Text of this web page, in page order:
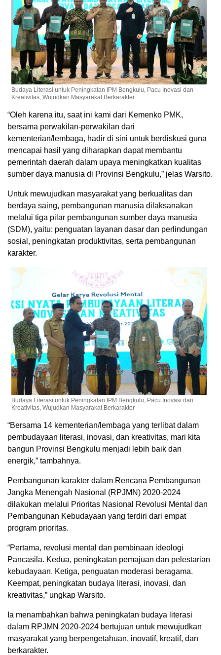
Budaya Literasi untuk Peningkatan IPM Bengkulu, Pacu Inovasi dan
Kreativitas, Wujudkan Masyarakat Berkarakter
“Oleh karena itu, saat ini kami dari Kemenko PMK,
bersama perwakilan-perwakilan dari
kementerian/lembaga, hadir di sini untuk berdiskusi guna
mencapai hasil yang diharapkan dapat membantu
pemerintah daerah dalam upaya meningkatkan kualitas
sumber daya manusia di Provinsi Bengkulu,” jelas Warsito.
Untuk mewujudkan masyarakat yang berkualitas dan
berdaya saing, pembangunan manusia dilaksanakan
melalui tiga pilar pembangunan sumber daya manusia
(SDM), yaitu: penguatan layanan dasar dan perlindungan
sosial, peningkatan produktivitas, serta pembangunan
karakter.
Budaya Literasi untuk Peningkatan IPM Bengkulu, Pacu Inovasi dan
Kreativitas, Wujudkan Masyarakat Berkarakter
“Bersama 14 kementerian/lembaga yang terlibat dalam
pembudayaan literasi, inovasi, dan kreativitas, mari kita
bangun Provinsi Bengkulu menjadi lebih baik dan
energik,” tambahnya.
Pembangunan karakter dalam Rencana Pembangunan
Jangka Menengah Nasional (RPJMN) 2020-2024
dilakukan melalui Prioritas Nasional Revolusi Mental dan
Pembangunan Kebudayaan yang terdiri dari empat
program prioritas.
“Pertama, revolusi mental dan pembinaan ideologi
Pancasila. Kedua, peningkatan pemajuan dan pelestarian
kebudayaan. Ketiga, penguatan moderasi beragama.
Keempat, peningkatan budaya literasi, inovasi, dan
kreativitas,” ungkap Warsito.
Ia menambahkan bahwa peningkatan budaya literasi
dalam RPJMN 2020-2024 bertujuan untuk mewujudkan
masyarakat yang berpengetahuan, inovatif, kreatif, dan
berkarakter.